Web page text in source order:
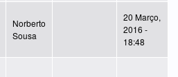
Norberto
Sousa
20 Março,
2016 -
18:48